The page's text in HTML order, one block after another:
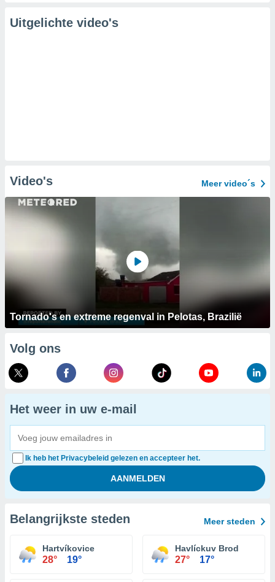
Uitgelichte video's
Video's Meer video´s
Tornado's en extreme regenval in Pelotas, Brazilië
Volg ons
Het weer in uw e-mail
Ik heb het Privacybeleid gelezen en accepteer het.
Belangrijkste steden Meer steden
Hartvíkovice
28° 19°
Havlíckuv Brod
27° 17°